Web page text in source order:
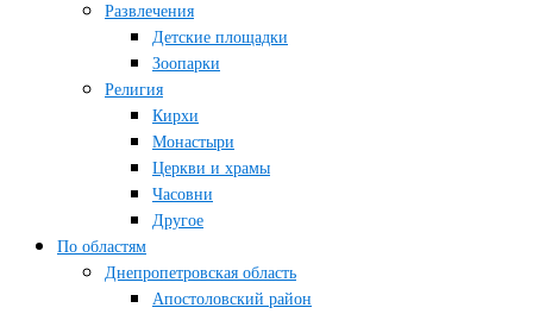
Развлечения
Детские площадки
Зоопарки
Религия
Кирхи
Монастыри
Церкви и храмы
Часовни
Другое
По областям
Днепропетровская область
Апостоловский район